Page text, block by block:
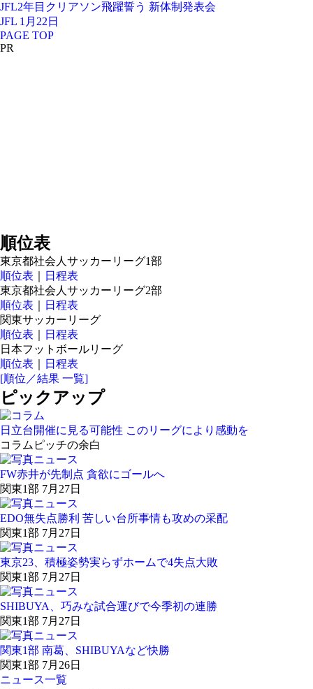
JFL2年目クリアソン飛躍誓う 新体制発表会
JFL 1月22日
PAGE TOP
PR
順位表
東京都社会人サッカーリーグ1部
順位表
日程表
東京都社会人サッカーリーグ2部
順位表
日程表
関東サッカーリーグ
順位表
日程表
日本フットボールリーグ
順位表
日程表
[順位／結果 一覧]
ピックアップ
日立台開催に見る可能性 このリーグにより感動を
コラム ピッチの余白
FW赤井が先制点 貪欲にゴールへ
関東1部 7月27日
EDO無失点勝利 苦しい台所事情も攻めの采配
関東1部 7月27日
東京23、積極姿勢実らずホームで4失点大敗
関東1部 7月27日
SHIBUYA、巧みな試合運びで今季初の連勝
関東1部 7月27日
関東1部 南葛、SHIBUYAなど快勝
関東1部 7月26日
ニュース一覧